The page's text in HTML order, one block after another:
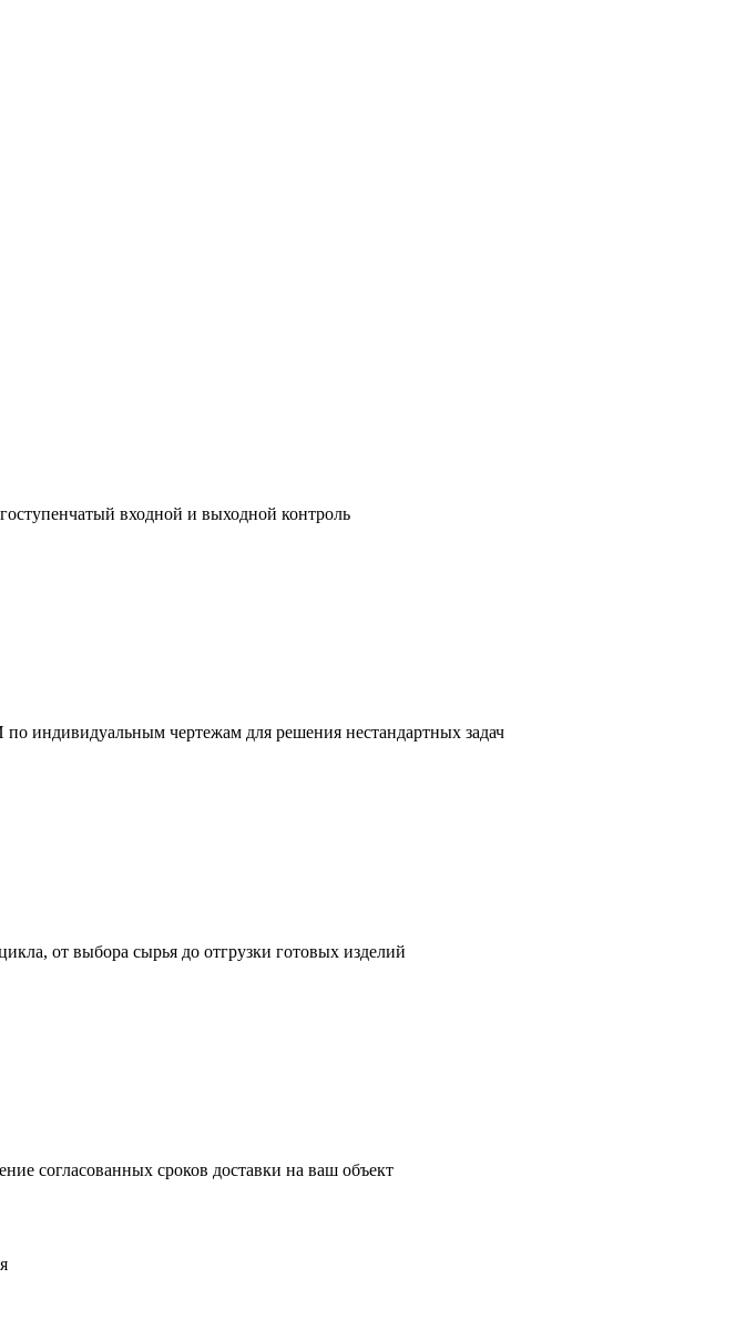
входной и выходной контроль
индивидуальным чертежам для решения нестандартных задач
от выбора сырья до отгрузки готовых изделий
согласованных сроков доставки на ваш объект